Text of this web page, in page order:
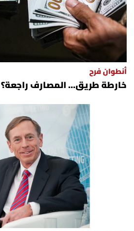
أنطوان فرح
خارطة طريق... المصارف راجعة؟